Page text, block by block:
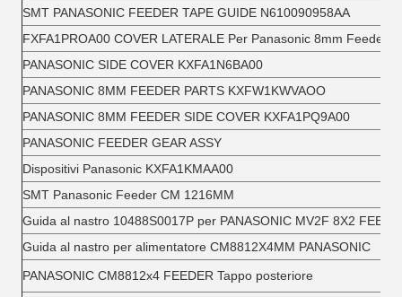
SMT PANASONIC FEEDER TAPE GUIDE N610090958AA
FXFA1PROA00 COVER LATERALE Per Panasonic 8mm Feeder
PANASONIC SIDE COVER KXFA1N6BA00
PANASONIC 8MM FEEDER PARTS KXFW1KWVAOO
PANASONIC 8MM FEEDER SIDE COVER KXFA1PQ9A00
PANASONIC FEEDER GEAR ASSY
Dispositivi Panasonic KXFA1KMAA00
SMT Panasonic Feeder CM 1216MM
Guida al nastro 10488S0017P per PANASONIC MV2F 8X2
Guida al nastro per alimentatore CM8812X4MM PANASONIC
PANASONIC CM8812x4 FEEDER Tappo posteriore